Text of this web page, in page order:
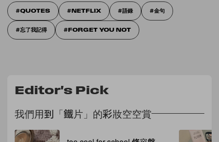
QUOTES NETFLIX 語錄 金句
忘了我記得 FORGET YOU NOT
Editor's Pick
我們用到「鐵片」的彩妝空空賞